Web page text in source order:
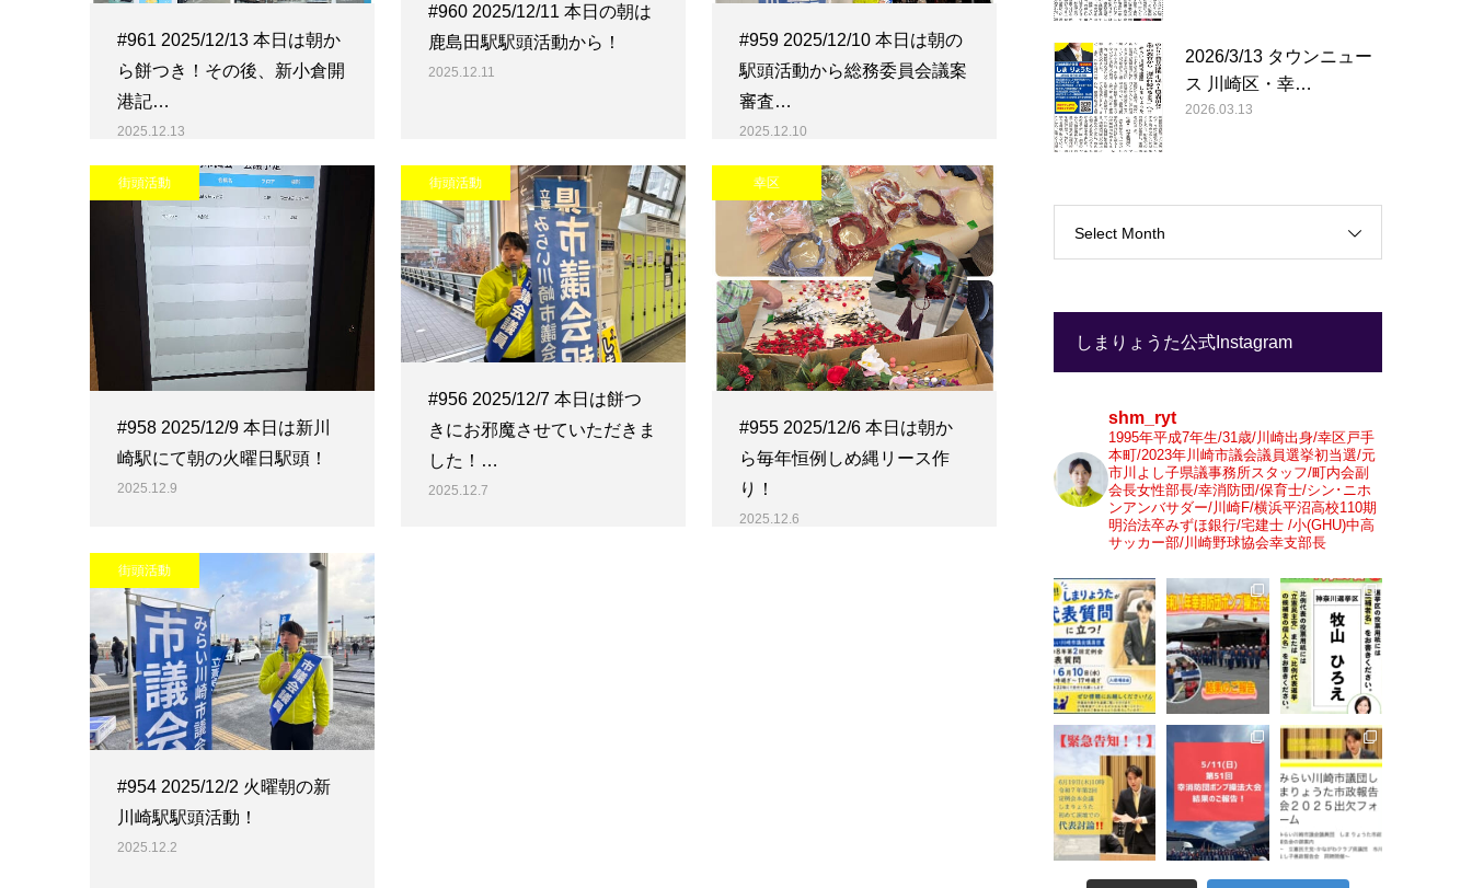
#961 2025/12/13 本日は朝か
ら餅つき！その後、新小倉開
港記…
2025.12.13
#960 2025/12/11 本日の朝は
鹿島田駅駅頭活動から！
2025.12.11
#959 2025/12/10 本日は朝の
駅頭活動から総務委員会議案
審査…
2025.12.10
街頭活動
#958 2025/12/9 本日は新川
崎駅にて朝の火曜日駅頭！
2025.12.9
街頭活動
#956 2025/12/7 本日は餅つ
きにお邪魔させていただきま
した！…
2025.12.7
幸区
#955 2025/12/6 本日は朝か
ら毎年恒例しめ縄リース作
り！
2025.12.6
街頭活動
#954 2025/12/2 火曜朝の新
川崎駅駅頭活動！
2025.12.2
2026/3/13 タウンニュー
ス 川崎区・幸…
2026.03.13
Select Month
しまりょうた公式Instagram
shm_ryt
1995年平成7年生/31歳/川崎出身/幸区戸手
本町/2023年川崎市議会議員選挙初当選/元
市川よし子県議事務所スタッフ/町内会副
会長女性部長/幸消防団/保育士/シン･ニホ
ンアンバサダー/川崎F/横浜平沼高校110期
明治法卒みずほ銀行/宅建士 /小(GHU)中高
サッカー部/川崎野球協会幸支部長